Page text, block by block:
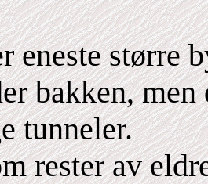
eneste større
bakken,
tunneler.
rester av